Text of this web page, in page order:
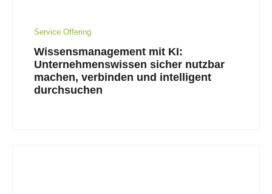
Service Offering
Wissensmanagement mit KI:
Unternehmenswissen sicher nutzbar
machen, verbinden und intelligent
durchsuchen